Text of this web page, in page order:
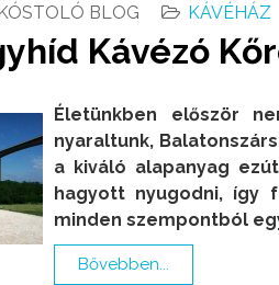
BLOG KÁVÉHÁZ
Kávézó
Életünkben először
nyaraltunk,
a kiváló alapanyag
hagyott nyugodni, így
minden szempontból
Bővebben...